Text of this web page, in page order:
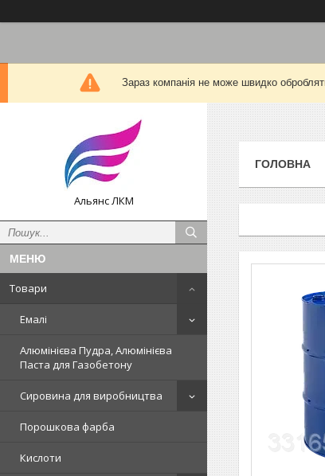
Зараз компанія не може швидко
Альянс ЛКМ
Товари
Емалі
Алюмінієва Пудра, Алюмінієва
Паста для Газобетону
Сировина для виробництва
Порошкова фарба
Кислоти
ГОЛОВНА